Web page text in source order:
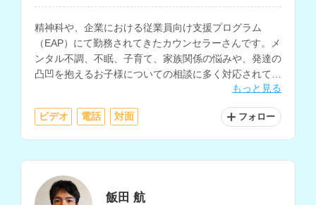
精神科や、企業における従業員向け支援プログラム
（EAP）にて勤務されてきたカウンセラーさんです。メ
ンタル不調、不眠、子育て、家族関係の悩みや、発達の
凸凹を抱えるお子様についての相談に多く対応されてい
もっと見る
ビデオ 電話 対面 フォロー
飯田 航